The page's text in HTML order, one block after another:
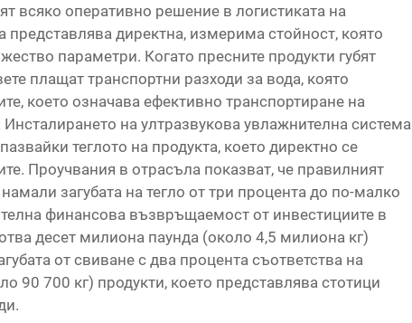
всяко оперативно решение в логистиката на
представлява директна, измерима стойност, която
параметри. Когато пресните продукти губят
плащат транспортни разходи за вода, която
което означава ефективно транспортиране на
на ултразвукова увлажнителна система
теглото на продукта, което директно се
Проучвания в отрасъла показват, че правилният
загубата на тегло от три процента до по-малко
финансова възвръщаемост от инвестициите в
десет милиона паунда (около 4,5 милиона кг)
от свиване с два процента съответства на
90 700 кг) продукти, което представлява стотици